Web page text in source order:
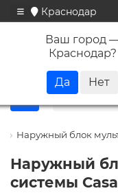
Краснодар
Ваш город
Краснодар?
Наружный блок
Наружный
системы